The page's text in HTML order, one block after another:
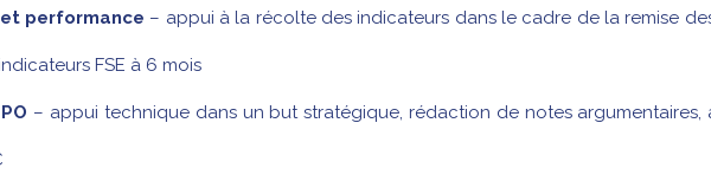
performance – appui à la récolte des indicateurs dans le cadre de la remise
FSE à 6 mois
– appui technique dans un but stratégique, rédaction de notes argumentaires,